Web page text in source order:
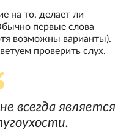
на то, делает ли
первые слова
возможны варианты).
проверить слух.
всегда является